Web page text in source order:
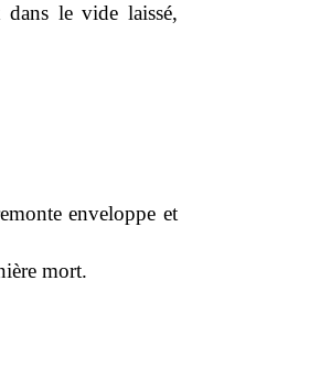
dans le vide laissé,
enveloppe et
mort.